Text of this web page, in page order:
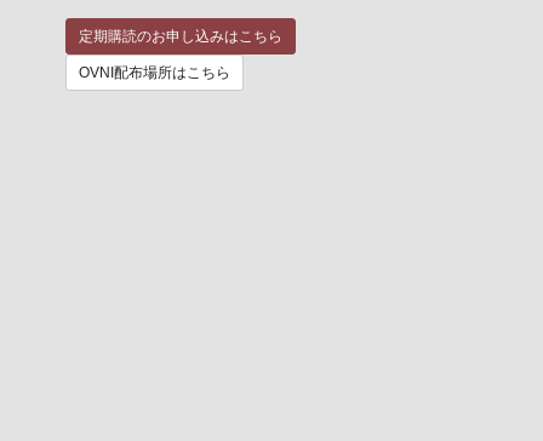
定期購読のお申し込みはこちら
OVNI配布場所はこちら